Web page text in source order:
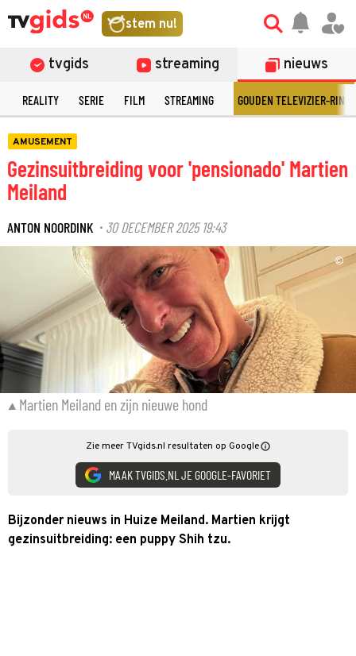
stem nu!
tvgids streaming nieuws
REALITY SERIE FILM STREAMING GOUDEN TELEVIZIER-RING
AMUSEMENT
Gezinsuitbreiding voor 'pensionado' Martien
Meiland
ANTON NOORDINK · 30 DECEMBER 2025 19:43
©
Martien Meiland en zijn nieuwe hond
Zie meer TVgids.nl resultaten op Google
MAAK TVGIDS.NL JE GOOGLE-FAVORIET
Bijzonder nieuws in Huize Meiland. Martien krijgt
gezinsuitbreiding: een puppy Shih tzu.